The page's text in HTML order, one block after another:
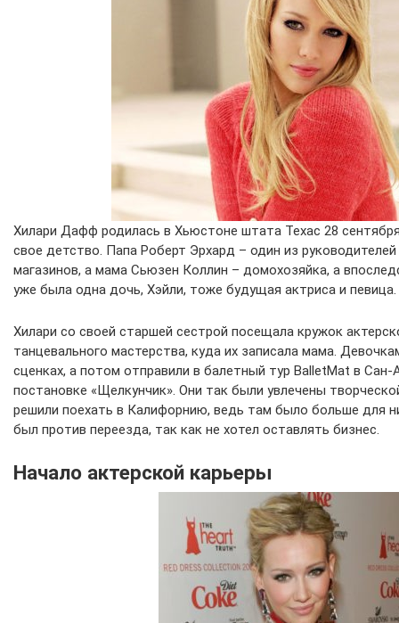
Хилари Дафф родилась в Хьюстоне штата Техас 28
свое детство. Папа Роберт Эрхард – один из
магазинов, а мама Сьюзен Коллин – домохозяйка, а
уже была одна дочь, Хэйли, тоже будущая актриса и певица.
Хилари со своей старшей сестрой посещала кружок
танцевального мастерства, куда их записала мама.
сценках, а потом отправили в балетный тур BalletMat в Сан-
постановке «Щелкунчик». Они так были увлечены
решили поехать в Калифорнию, ведь там было больше для
был против переезда, так как не хотел оставлять бизнес.
Начало актерской карьеры